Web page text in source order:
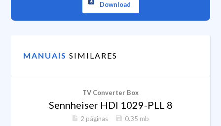
Download
MANUAIS SIMILARES
TV Converter Box
Sennheiser HDI 1029-PLL 8
2 páginas 0.35 mb